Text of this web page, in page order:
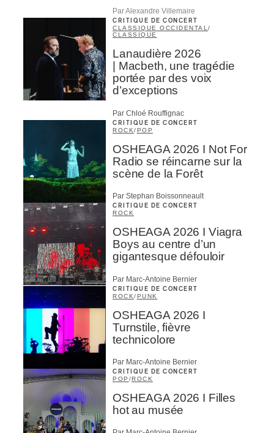
Par Alexandre Villemaire
CRITIQUE DE CONCERT
CLASSIQUE OCCIDENTAL /
CLASSIQUE
Lanaudière 2026
| Macbeth, une tragédie
portée par des voix
d’exceptions
Par Chloé Rouffignac
CRITIQUE DE CONCERT
ROCK/POP
OSHEAGA 2026 I Not For
Radio se réincarne sur la
scène de la Forêt
Par Stephan Boissonneault
CRITIQUE DE CONCERT
ROCK
OSHEAGA 2026 I Viagra
Boys au centre d’un
gigantesque défouloir
Par Marc-Antoine Bernier
CRITIQUE DE CONCERT
ROCK/PUNK
OSHEAGA 2026 I
Turnstile, fièvre
technicolore
Par Marc-Antoine Bernier
CRITIQUE DE CONCERT
POP /ROCK
OSHEAGA 2026 I Filles
hot au musée